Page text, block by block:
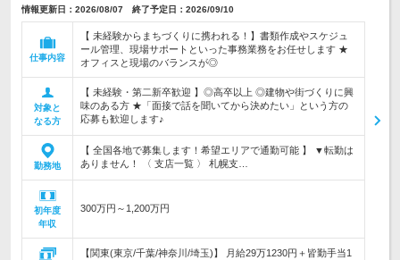
情報更新日：2026/08/07 終了予定日：2026/09/10
仕事内容
【 未経験からまちづくりに携われる！】書類作成やスケジュ
ール管理、現場サポートといった事務業務をお任せします ★
オフィスと現場のバランスが◎
対象と
なる方
【 未経験・第二新卒歓迎 】◎高卒以上 ◎建物や街づくりに興
味のある方 ★「面接で話を聞いてから決めたい」という方の
応募も歓迎します♪
勤務地
【 全国各地で募集します！希望エリアで通勤可能 】 ▼転勤は
ありません！ 〈 支店一覧 〉 札幌支…
初年度
年収
300万円～1,200万円
【関東(東京/千葉/神奈川/埼玉)】 月給29万1230円＋皆勤手当1